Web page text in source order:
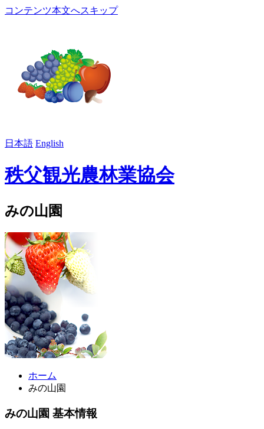
コンテンツ本文へスキップ
日本語 English
秩父観光農林業協会
みの山園
ホーム
みの山園
みの山園 基本情報